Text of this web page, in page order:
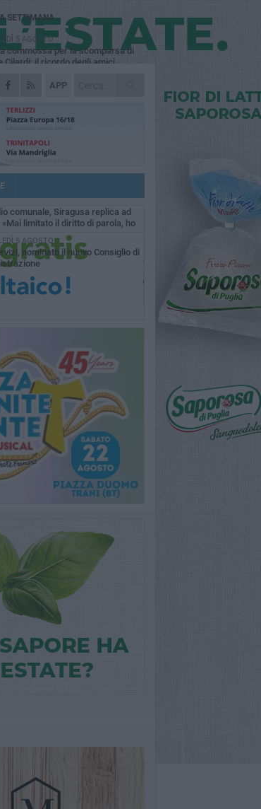
APP
SETTIMANA
5 AGOSTO
commossa per la scomparsa di
Cilardi: il ricordo degli amici
AGOSTO
molfettese muore a bordo di un
1 AGOSTO
per gli scuolabus:
piange Marta Maria Pisani, ultima
della sartoria molfettese
1 AGOSTO
comunale, Siragusa replica ad
limitato il diritto di parola, ho
5 AGOSTO
nominato il nuovo Consiglio di